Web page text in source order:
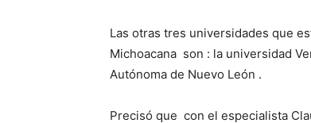
Las otras tres universidades que
Michoacana son : la universidad
Autónoma de Nuevo León .
Precisó que con el especialista